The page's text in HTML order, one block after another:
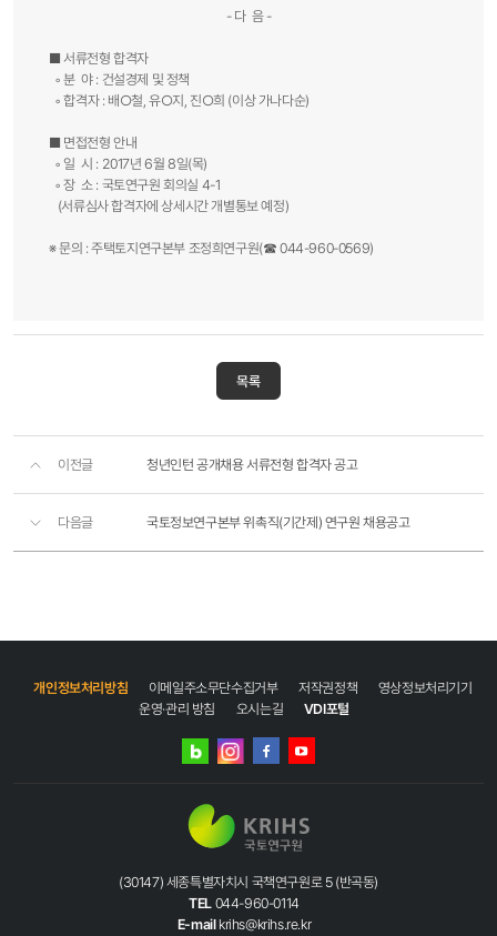
- 다 음 -
■ 서류전형 합격자
◦ 분 야 : 건설경제 및 정책
◦ 합격자 : 배○철, 유○지, 진○희 (이상 가나다순)
■ 면접전형 안내
◦ 일 시 : 2017년 6월 8일(목)
◦ 장 소 : 국토연구원 회의실 4-1
(서류심사 합격자에 상세시간 개별통보 예정)
※ 문의 : 주택토지연구본부 조정희연구원(☎ 044-960-0569)
목록
이전글 청년인턴 공개채용 서류전형 합격자 공고
다음글 국토정보연구본부 위촉직(기간제) 연구원 채용공고
개인정보처리방침 이메일주소무단수집거부 저작권정책
영상정보처리기기
운영·관리 방침
오시는길 VDI포털
네이버
인스타그램
(30147) 세종특별자치시 국책연구원로 5 (반곡동)
TEL 044-960-0114
E-mail krihs@krihs.re.kr